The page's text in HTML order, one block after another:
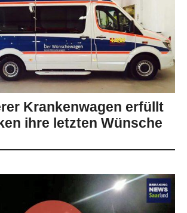
Krankenwagen erfüllt
ihre letzten Wünsche